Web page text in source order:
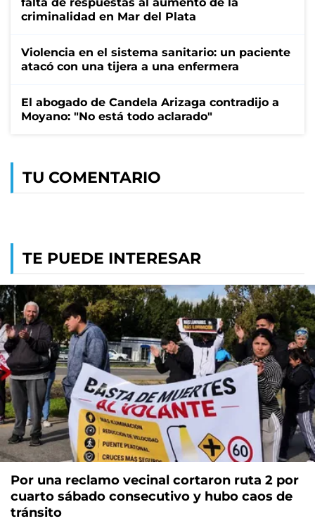
criminalidad en Mar del Plata
Violencia en el sistema sanitario: un paciente
atacó con una tijera a una enfermera
El abogado de Candela Arizaga contradijo a
Moyano: "No está todo aclarado"
TU COMENTARIO
TE PUEDE INTERESAR
Por una reclamo vecinal cortaron ruta 2 por
cuarto sábado consecutivo y hubo caos de
tránsito